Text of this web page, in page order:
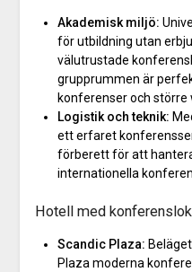
Akademisk miljö:
för utbildning utan
välutrustade
grupprummen är
konferenser och större
Logistik och teknik:
ett erfaret
förberett för att
internationella
Hotell med
Scandic Plaza:
Plaza moderna